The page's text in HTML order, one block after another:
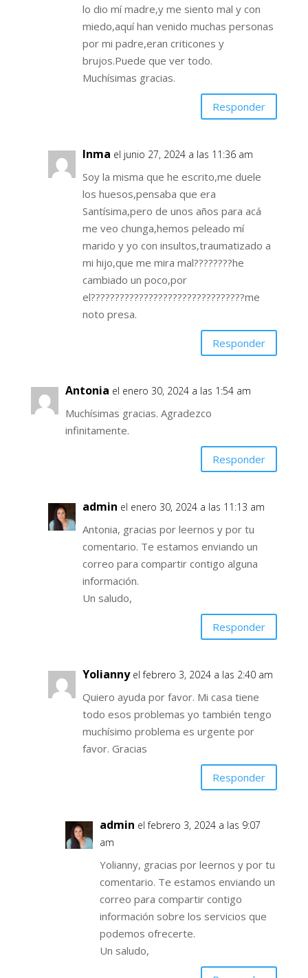
lo dio mí madre,y me siento mal y con
miedo,aquí han venido muchas personas
por mi padre,eran criticones y
brujos.Puede que ver todo.
Muchísimas gracias.
Responder
Inma el junio 27, 2024 a las 11:36 am
Soy la misma que he escrito,me duele
los huesos,pensaba que era
Santísima,pero de unos años para acá
me veo chunga,hemos peleado mí
marido y yo con insultos,traumatizado a
mi hijo,que me mira mal????????he
cambiado un poco,por
el????????????????????????????????me
noto presa.
Responder
Antonia el enero 30, 2024 a las 1:54 am
Muchísimas gracias. Agradezco
infinitamente.
Responder
admin el enero 30, 2024 a las 11:13 am
Antonia, gracias por leernos y por tu
comentario. Te estamos enviando un
correo para compartir contigo alguna
información.
Un saludo,
Responder
Yolianny el febrero 3, 2024 a las 2:40 am
Quiero ayuda por favor. Mi casa tiene
todo esos problemas yo también tengo
muchísimo problema es urgente por
favor. Gracias
Responder
admin el febrero 3, 2024 a las 9:07
am
Yolianny, gracias por leernos y por tu
comentario. Te estamos enviando un
correo para compartir contigo
información sobre los servicios que
podemos ofrecerte.
Un saludo,